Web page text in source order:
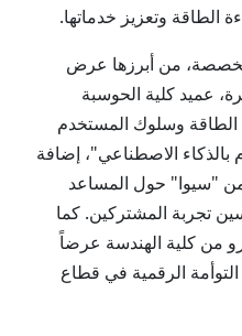
الطاقة وتعزيز خدماتها.
من أبرزها عرض
عميد كلية الحوسبة
الطاقة وسلوك المستخدم
بالذكاء الاصطناعي"، إضافة
"سيوا" حول المساعد
تجربة المشتركين. كما
من كلية الهندسة عرضاً
التوأمة الرقمية في قطاع